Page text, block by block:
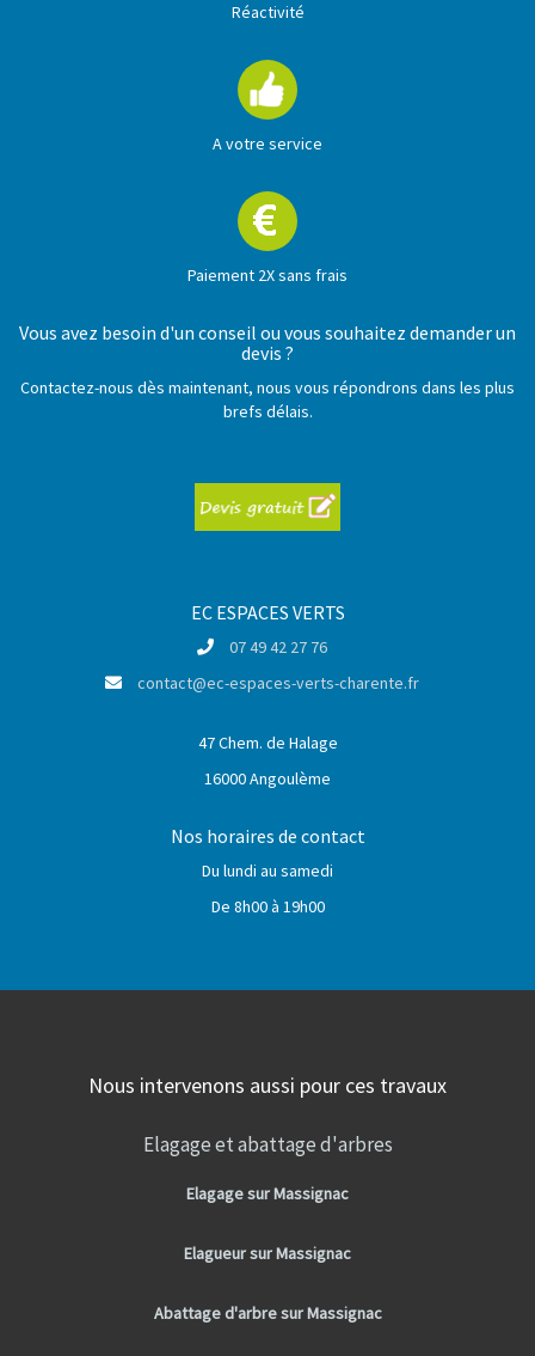
Réactivité
A votre service
Paiement 2X sans frais
Vous avez besoin d'un conseil ou vous souhaitez demander un
devis ?
Contactez-nous dès maintenant, nous vous répondrons dans les plus
brefs délais.
EC ESPACES VERTS
07 49 42 27 76
contact@ec-espaces-verts-charente.fr
47 Chem. de Halage
16000 Angoulème
Nos horaires de contact
Du lundi au samedi
De 8h00 à 19h00
Nous intervenons aussi pour ces travaux
Elagage et abattage d'arbres
Elagage sur Massignac
Elagueur sur Massignac
Abattage d'arbre sur Massignac